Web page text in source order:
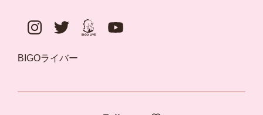
BIGOライバー